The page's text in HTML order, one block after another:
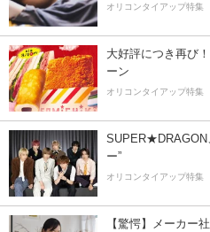
オリコンタイアップ特集
大好評につき再び
ーン
オリコンタイアップ特集
SUPER★DRAGON
ー”
オリコンタイアップ特集
【驚愕】メーカー